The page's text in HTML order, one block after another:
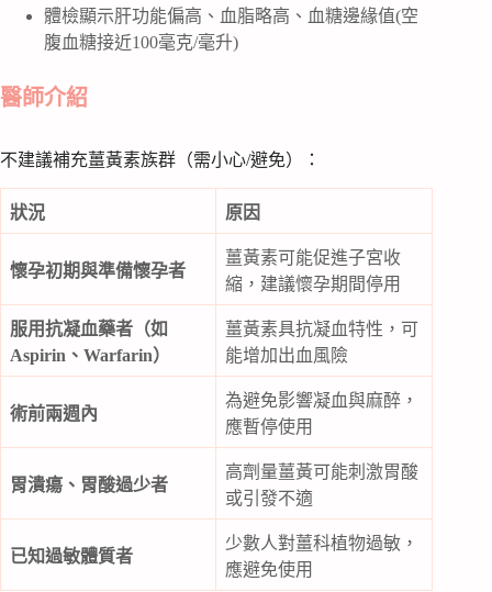
體檢顯示肝功能偏高、血脂略高、血糖邊緣值(空
腹血糖接近100毫克/毫升)
醫師介紹
不建議補充薑黃素族群（需小心/避免）：
狀況 原因
懷孕初期與準備懷孕者
薑黃素可能促進子宮收
縮，建議懷孕期間停用
服用抗凝血藥者（如
Aspirin、Warfarin）
薑黃素具抗凝血特性，可
能增加出血風險
術前兩週內
為避免影響凝血與麻醉，
應暫停使用
胃潰瘍、胃酸過少者
高劑量薑黃可能刺激胃酸
或引發不適
已知過敏體質者
少數人對薑科植物過敏，
應避免使用